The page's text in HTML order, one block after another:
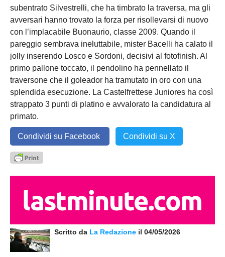
subentrato Silvestrelli, che ha timbrato la traversa, ma gli
avversari hanno trovato la forza per risollevarsi di nuovo
con l’implacabile Buonaurio, classe 2009. Quando il
pareggio sembrava ineluttabile, mister Bacelli ha calato il
jolly inserendo Losco e Sordoni, decisivi al fotofinish. Al
primo pallone toccato, il pendolino ha pennellato il
traversone che il goleador ha tramutato in oro con una
splendida esecuzione. La Castelfrettese Juniores ha così
strappato 3 punti di platino e avvalorato la candidatura al
primato.
Condividi su Facebook Condividi su X
Scritto da La Redazione il 04/05/2026